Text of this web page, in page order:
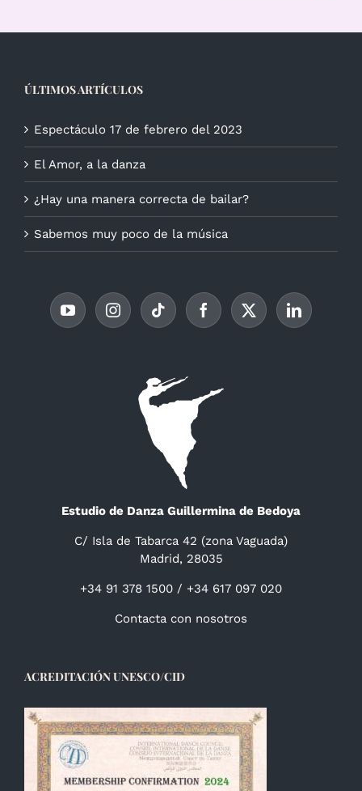
ÚLTIMOS ARTÍCULOS
Espectáculo 17 de febrero del 2023
El Amor, a la danza
¿Hay una manera correcta de bailar?
Sabemos muy poco de la música
Estudio de Danza Guillermina de Bedoya
C/ Isla de Tabarca 42 (zona Vaguada)
Madrid, 28035
+34 91 378 1500 / +34 617 097 020
Contacta con nosotros
ACREDITACIÓN UNESCO/CID